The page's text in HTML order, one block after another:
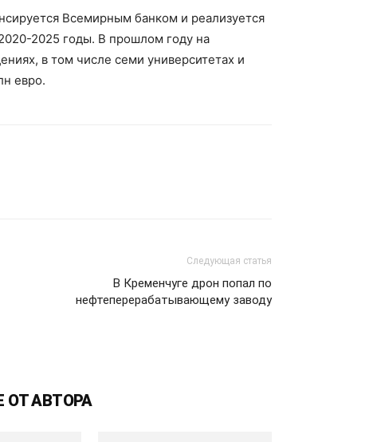
Всемирным банком и реализуется
2025 годы. В прошлом году на
в том числе семи университетах и
евро.
Следующая статья
В Кременчуге дрон попал по
нефтеперерабатывающему заводу
ОТ АВТОРА